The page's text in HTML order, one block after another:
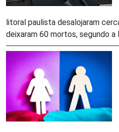
litoral paulista desalojaram
deixaram 60 mortos, segundo a